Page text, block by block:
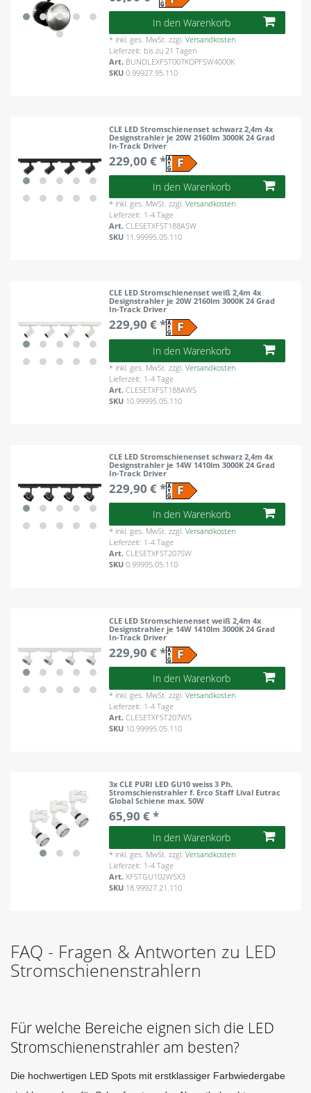
In den Warenkorb
* inkl. ges. MwSt. zzgl.Versandkosten
Lieferzeit: bis zu 21 Tagen
Art. BUNDLEXFST007KOPFSW4000K
SKU0.99927.95.110
CLE LED Stromschienenset schwarz 2,4m 4x
Designstrahler je 20W 2160lm 3000K 24 Grad
In-Track Driver
229,00 € *
In den Warenkorb
* inkl. ges. MwSt. zzgl.Versandkosten
Lieferzeit: 1-4 Tage
Art.CLESETXFST188ASW
SKU 11.99995.05.110
CLE LED Stromschienenset weiß 2,4m 4x
Designstrahler je 20W 2160lm 3000K 24 Grad
In-Track Driver
229,90 € *
In den Warenkorb
* inkl. ges. MwSt. zzgl.Versandkosten
Lieferzeit: 1-4 Tage
Art.CLESETXFST188AWS
SKU 10.99995.05.110
CLE LED Stromschienenset schwarz 2,4m 4x
Designstrahler je 14W 1410lm 3000K 24 Grad
In-Track Driver
229,90 € *
In den Warenkorb
* inkl. ges. MwSt. zzgl.Versandkosten
Lieferzeit: 1-4 Tage
Art.CLESETXFST207SW
SKU0.99995.05.110
CLE LED Stromschienenset weiß 2,4m 4x
Designstrahler je 14W 1410lm 3000K 24 Grad
In-Track Driver
229,90 € *
In den Warenkorb
* inkl. ges. MwSt. zzgl.Versandkosten
Lieferzeit: 1-4 Tage
Art.CLESETXFST207WS
SKU 10.99995.05.110
3x CLE PURI LED GU10 weiss 3 Ph.
Stromschienstrahler f. Erco Staff Lival Eutrac
Global Schiene max. 50W
65,90 € *
In den Warenkorb
* inkl. ges. MwSt. zzgl.Versandkosten
Lieferzeit: 1-4 Tage
Art.XFSTGU102WSX3
SKU 18.99927.21.110
FAQ - Fragen & Antworten zu LED
Stromschienenstrahlern
Für welche Bereiche eignen sich die LED
Stromschienenstrahler am besten?
Die hochwertigen LED Spots mit erstklassiger Farbwiedergabe